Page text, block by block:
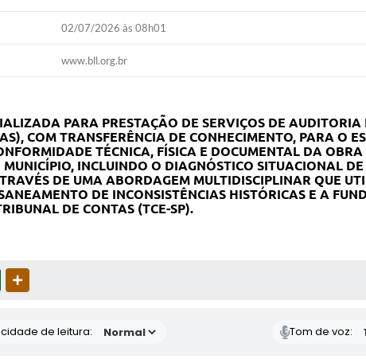
02/07/2026 às 08h01
www.bll.org.br
PARA PRESTAÇÃO DE SERVIÇOS DE
COM TRANSFERÊNCIA DE CONHECIMENTO, PARA O
TÉCNICA, FÍSICA E DOCUMENTAL DA
MUNICÍPIO, INCLUINDO O DIAGNÓSTICO SITUACIONAL
DE UMA ABORDAGEM MULTIDISCIPLINAR QUE
DE INCONSISTÊNCIAS HISTÓRICAS E A
DE CONTAS (TCE-SP).
WHATSAPP
de leitura: Tom de voz: